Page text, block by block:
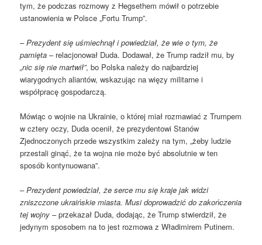
tym, że podczas rozmowy z Hegsethem mówił o potrzebie
ustanowienia w Polsce „Fortu Trump”.
–Prezydent się uśmiechnął i powiedział, że wie o tym, że
pamięta – relacjonował Duda. Dodawał, że Trump radził mu, by
„nic się nie martwił”, bo Polska należy do najbardziej
wiarygodnych aliantów, wskazując na więzy militarne i
współpracę gospodarczą.
Mówiąc o wojnie na Ukrainie, o której miał rozmawiać z Trumpem
w cztery oczy, Duda ocenił, że prezydentowi Stanów
Zjednoczonych przede wszystkim zależy na tym, „żeby ludzie
przestali ginąć, że ta wojna nie może być absolutnie w ten
sposób kontynuowana”.
–Prezydent powiedział, że serce mu się kraje jak widzi
zniszczone ukraińskie miasta. Musi doprowadzić do zakończenia
tej wojny – przekazał Duda, dodając, że Trump stwierdził, że
jedynym sposobem na to jest rozmowa z Władimirem Putinem.